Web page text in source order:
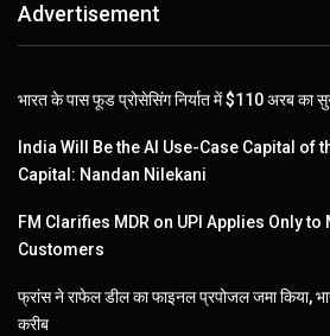
Advertisement
भारत के पास फूड प्रोसेसिंग निर्यात में $110 अरब का
India Will Be the AI Use-Case Capital of
Capital: Nandan Nilekani
FM Clarifies MDR on UPI Applies Only
Customers
फ्रांस ने राफेल डील का फाइनल प्रपोजल जमा किया,
करीब